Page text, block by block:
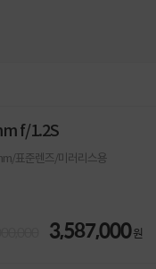
f/1.2S
표준렌즈/미러리스용
3,587,000원